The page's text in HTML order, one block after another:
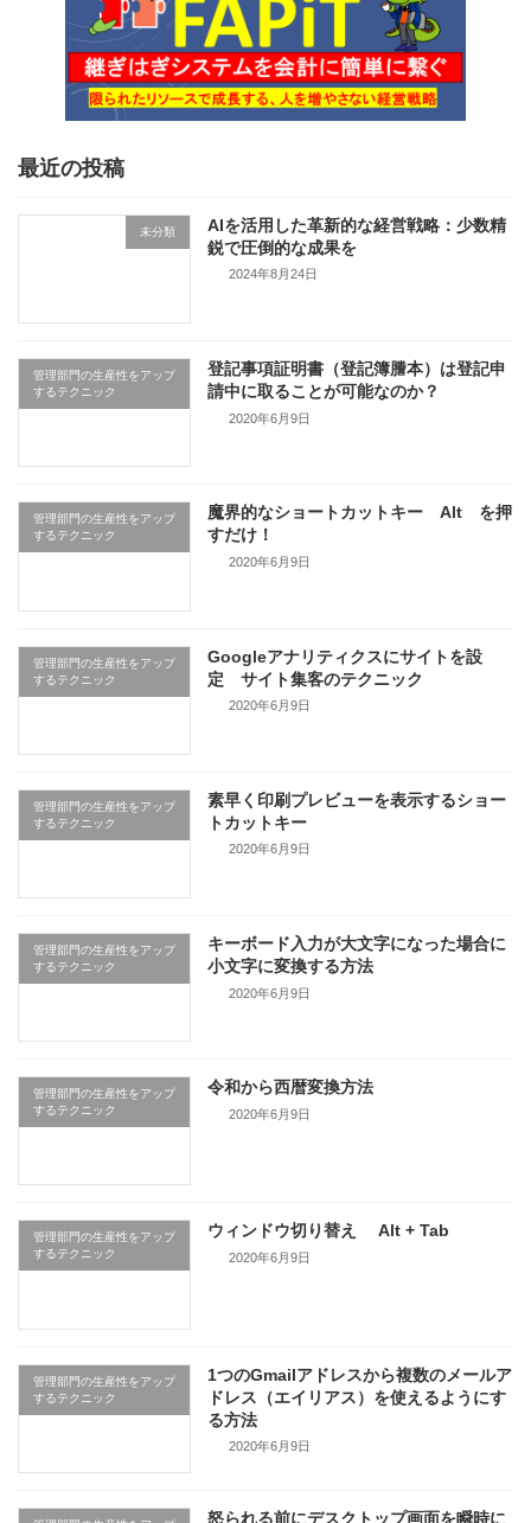
最近の投稿
未分類
AIを活用した革新的な経営戦略：少数精
鋭で圧倒的な成果を
2024年8月24日
管理部門の生産性をアップ
するテクニック
登記事項証明書（登記簿謄本）は登記申
請中に取ることが可能なのか？
2020年6月9日
管理部門の生産性をアップ
するテクニック
魔界的なショートカットキー Alt を押
すだけ！
2020年6月9日
管理部門の生産性をアップ
するテクニック
Googleアナリティクスにサイトを設
定 サイト集客のテクニック
2020年6月9日
管理部門の生産性をアップ
するテクニック
素早く印刷プレビューを表示するショー
トカットキー
2020年6月9日
管理部門の生産性をアップ
するテクニック
キーボード入力が大文字になった場合に
小文字に変換する方法
2020年6月9日
管理部門の生産性をアップ
するテクニック
令和から西暦変換方法
2020年6月9日
管理部門の生産性をアップ
するテクニック
ウィンドウ切り替え Alt + Tab
2020年6月9日
管理部門の生産性をアップ
するテクニック
1つのGmailアドレスから複数のメールア
ドレス（エイリアス）を使えるようにす
る方法
2020年6月9日
怒られる前にデスクトップ画面を瞬時に